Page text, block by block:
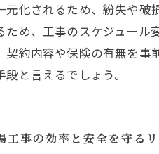
元化されるため、紛失や破
ため、工事のスケジュール
契約内容や保険の有無を事
段と言えるでしょう。
工事の効率と安全を守る